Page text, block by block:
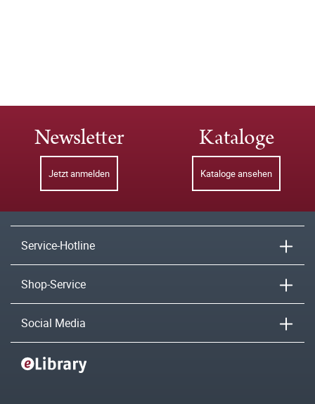
Newsletter
Jetzt anmelden
Kataloge
Kataloge ansehen
Service-Hotline
Shop-Service
Social Media